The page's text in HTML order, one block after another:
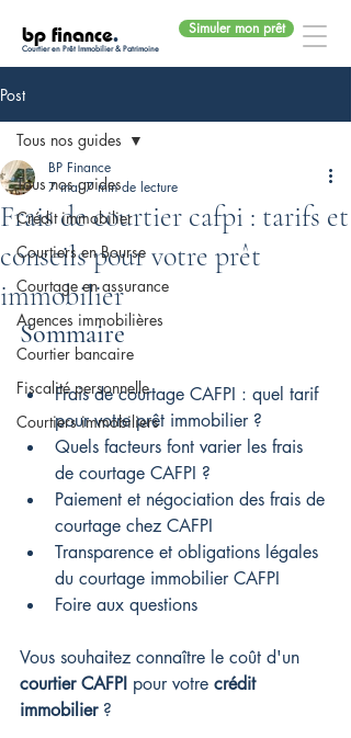
bp finance.
Courtier en Prêt Immobilier & Patrimoine
Simuler mon prêt
Post
Tous nos guides
Crédit immobilier
Courtiers en Bourse
Courtage en assurance
Agences immobilières
Courtier bancaire
Fiscalité personnelle
Courtiers immobiliers
Tous nos guides
Frais de courtier cafpi : tarifs et
conseils pour votre prêt
immobilier
BP Finance
7 mai 7 min de lecture
Sommaire
Frais de courtage CAFPI : quel tarif
pour votre prêt immobilier ?
Quels facteurs font varier les frais
de courtage CAFPI ?
Paiement et négociation des frais de
courtage chez CAFPI
Transparence et obligations légales
du courtage immobilier CAFPI
Foire aux questions
Vous souhaitez connaître le coût d'un
courtier CAFPI pour votre crédit
immobilier ?